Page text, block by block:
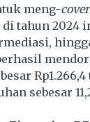
meng-cover
di tahun 2024
sebesar